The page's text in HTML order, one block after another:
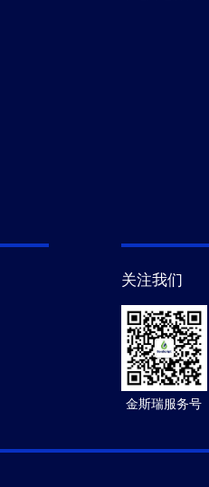
关注我们
金斯瑞服务号